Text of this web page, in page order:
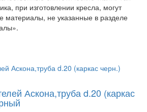
при изготовлении кресла, могут
материалы, не указанные в разделе
Аскона,труба d.20 (каркас